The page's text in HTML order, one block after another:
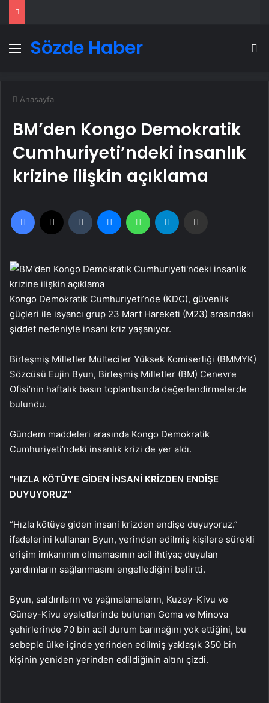
Menü
Sözde Haber
Anasayfa
BM’den Kongo Demokratik
Cumhuriyeti’ndeki insanlık
krizine ilişkin açıklama
Facebook Tumblr MessengerWhatsApp
Kongo Demokratik Cumhuriyeti’nde (KDC), güvenlik
güçleri ile isyancı grup 23 Mart Hareketi (M23) arasındaki
şiddet nedeniyle insani kriz yaşanıyor.
Birleşmiş Milletler Mülteciler Yüksek Komiserliği (BMMYK)
Sözcüsü Eujin Byun, Birleşmiş Milletler (BM) Cenevre
Ofisi’nin haftalık basın toplantısında değerlendirmelerde
bulundu.
Gündem maddeleri arasında Kongo Demokratik
Cumhuriyeti’ndeki insanlık krizi de yer aldı.
“HIZLA KÖTÜYE GİDEN İNSANİ KRİZDEN ENDİŞE
DUYUYORUZ”
“Hızla kötüye giden insani krizden endişe duyuyoruz.”
ifadelerini kullanan Byun, yerinden edilmiş kişilere sürekli
erişim imkanının olmamasının acil ihtiyaç duyulan
yardımların sağlanmasını engellediğini belirtti.
Byun, saldırıların ve yağmalamaların, Kuzey-Kivu ve
Güney-Kivu eyaletlerinde bulunan Goma ve Minova
şehirlerinde 70 bin acil durum barınağını yok ettiğini, bu
sebeple ülke içinde yerinden edilmiş yaklaşık 350 bin
kişinin yeniden yerinden edildiğinin altını çizdi.